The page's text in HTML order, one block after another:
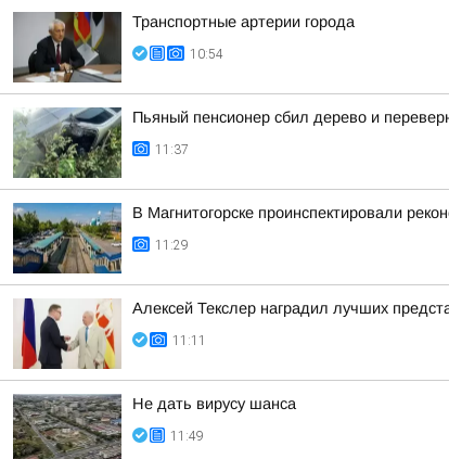
Транспортные артерии города
10:54
Пьяный пенсионер сбил дерево и
11:37
В Магнитогорске проинспектировали
11:29
Алексей Текслер наградил лучших
11:11
Не дать вирусу шанса
11:49